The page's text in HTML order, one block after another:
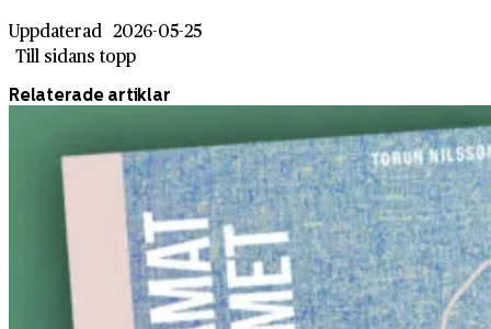
Uppdaterad 2026-05-25
Till sidans topp
Relaterade artiklar